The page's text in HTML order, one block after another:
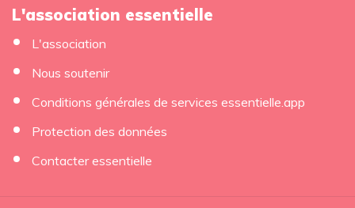
L'association essentielle
L'association
Nous soutenir
Conditions générales de services essentielle.app
Protection des données
Contacter essentielle